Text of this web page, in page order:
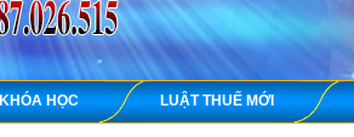
KHÓA HỌC LUẬT THUẾ MỚI